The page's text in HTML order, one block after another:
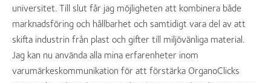
universitet. Till slut får jag möjligheten att kombinera både
marknadsföring och hållbarhet och samtidigt vara del av att
skifta industrin från plast och gifter till miljövänliga material.
Jag kan nu använda alla mina erfarenheter inom
varumärkeskommunikation för att förstärka OrganoClicks